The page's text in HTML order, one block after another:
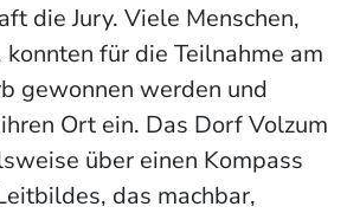
die Jury. Viele Menschen,
für die Teilnahme am
gewonnen werden und
Ort ein. Das Dorf Volzum
über einen Kompass
das machbar,